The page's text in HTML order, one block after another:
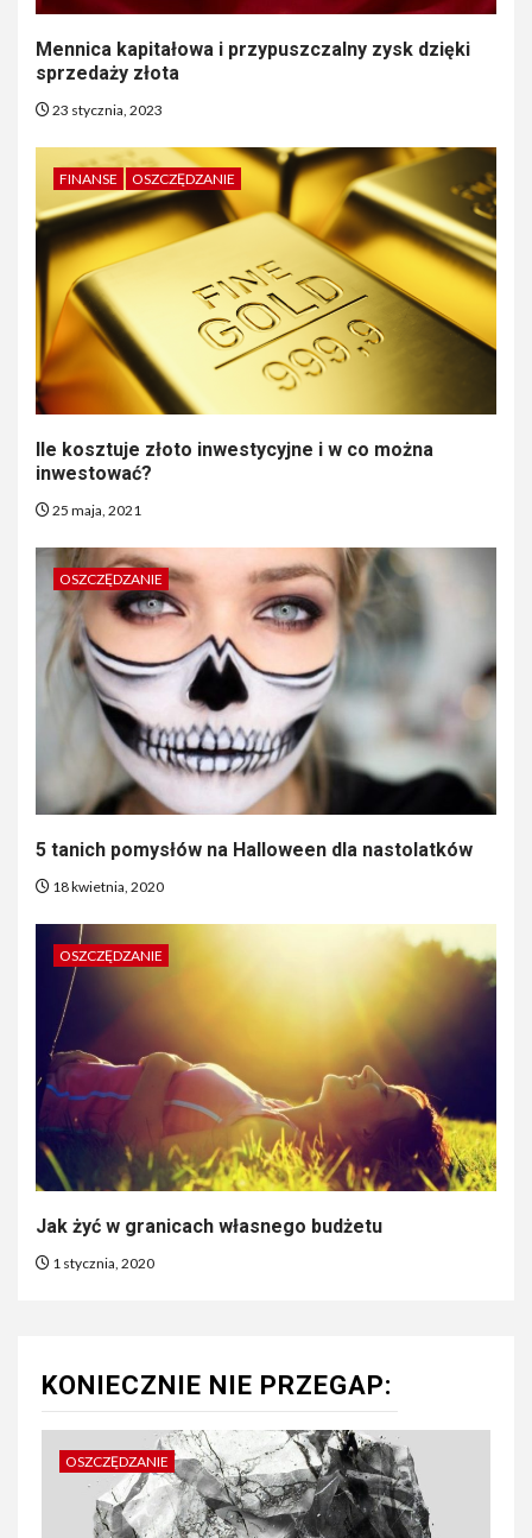
Mennica kapitałowa i przypuszczalny zysk dzięki
sprzedaży złota
23 stycznia, 2023
FINANSE OSZCZĘDZANIE
Ile kosztuje złoto inwestycyjne i w co można
inwestować?
25 maja, 2021
OSZCZĘDZANIE
5 tanich pomysłów na Halloween dla nastolatków
18 kwietnia, 2020
OSZCZĘDZANIE
Jak żyć w granicach własnego budżetu
1 stycznia, 2020
KONIECZNIE NIE PRZEGAP:
OSZCZĘDZANIE